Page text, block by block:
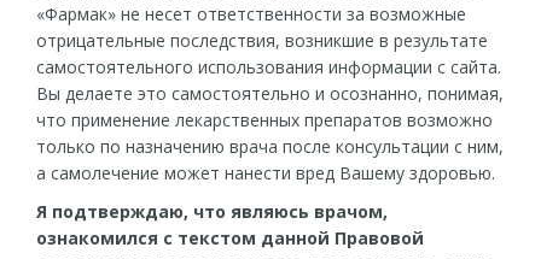
Действующее вещество:
Октреотида ацетат
ПОКАЗАНИЯ К ПРИМЕНЕНИЮ:
«Фармак» не несет ответственности за возможные
отрицательные последствия, возникшие в результате
самостоятельного использования информации с сайта.
Вы делаете это самостоятельно и осознанно, понимая,
что применение лекарственных препаратов возможно
только по назначению врача после консультации с ним,
а самолечение может нанести вред Вашему здоровью.
Я подтверждаю, что являюсь врачом,
ознакомился с текстом данной Правовой